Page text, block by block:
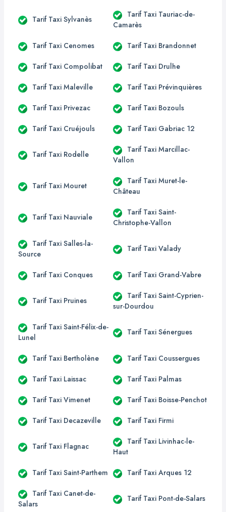
Tarif Taxi Sylvanès
Tarif Taxi Tauriac-de-
Camarès
Tarif Taxi Cenomes Tarif Taxi Brandonnet
Tarif Taxi Compolibat Tarif Taxi Drulhe
Tarif Taxi Maleville Tarif Taxi Prévinquières
Tarif Taxi Privezac Tarif Taxi Bozouls
Tarif Taxi Cruéjouls Tarif Taxi Gabriac 12
Tarif Taxi Rodelle
Tarif Taxi Marcillac-
Vallon
Tarif Taxi Mouret
Tarif Taxi Muret-le-
Château
Tarif Taxi Nauviale
Tarif Taxi Saint-
Christophe-Vallon
Tarif Taxi Salles-la-
Source
Tarif Taxi Valady
Tarif Taxi Conques Tarif Taxi Grand-Vabre
Tarif Taxi Pruines
Tarif Taxi Saint-Cyprien-
sur-Dourdou
Tarif Taxi Saint-Félix-de-
Lunel
Tarif Taxi Sénergues
Tarif Taxi Bertholène Tarif Taxi Coussergues
Tarif Taxi Laissac Tarif Taxi Palmas
Tarif Taxi Vimenet Tarif Taxi Boisse-Penchot
Tarif Taxi Decazeville Tarif Taxi Firmi
Tarif Taxi Flagnac
Tarif Taxi Livinhac-le-
Haut
Tarif Taxi Saint-Parthem Tarif Taxi Arques 12
Tarif Taxi Canet-de-
Salars
Tarif Taxi Pont-de-Salars